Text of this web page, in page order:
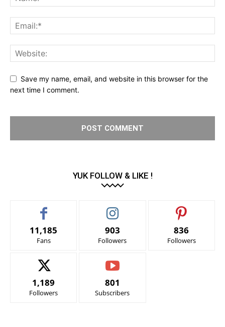
Save my name, email, and website in this browser for the
next time I comment.
YUK FOLLOW & LIKE !
11,185
Fans
903
Followers
836
Followers
1,189
Followers
801
Subscribers